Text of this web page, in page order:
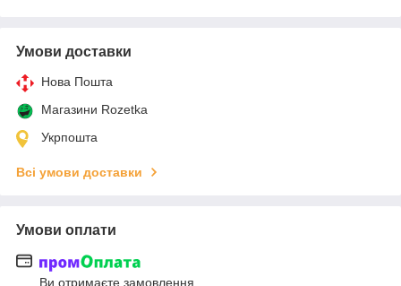
Умови доставки
Нова Пошта
Магазини Rozetka
Укрпошта
Всі умови доставки
Умови оплати
Ви отримаєте замовлення